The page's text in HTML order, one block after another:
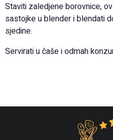
Staviti zaledjene borovnice,
sastojke u blender i blendati
sjedine.
Servirati u čaše i odmah